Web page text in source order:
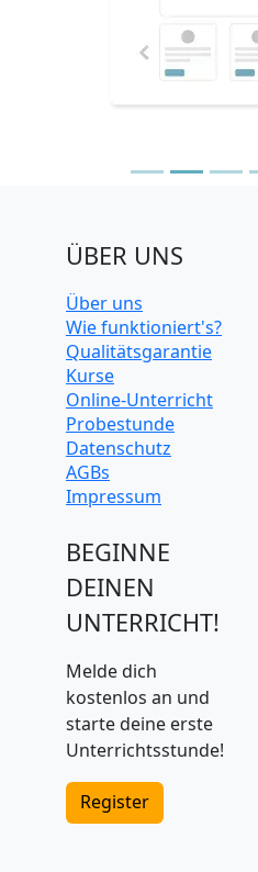
ÜBER UNS
Über uns
Wie funktioniert's?
Qualitätsgarantie
Kurse
Online-Unterricht
Probestunde
Datenschutz
AGBs
Impressum
BEGINNE
DEINEN
UNTERRICHT!
Melde dich
kostenlos an und
starte deine erste
Unterrichtsstunde!
Register